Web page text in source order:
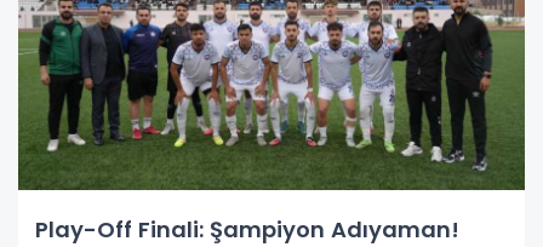
Play-Off Finali: Şampiyon Adıyaman!